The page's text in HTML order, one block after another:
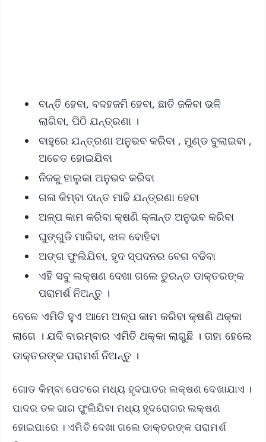
ବାନ୍ତି ହେବା, ବଦହଜମି ହେବା, ଛାତି ଜଳିବା ଭଳି
ଲାଗିବା, ପିଠି ଯନ୍ତ୍ରଣା ।
ବାହୁରେ ଯନ୍ତ୍ରଣା ଅନୁଭବ କରିବା , ମୁଣ୍ଡ ବୁଲାଇବା ,
ଅଚେତ ହୋଇଯିବା
ନିଜକୁ ହାଲୁକା ଅନୁଭବ କରିବା
ଗଳା କିମ୍ବା ଦାନ୍ତ ମାଢି ଯନ୍ତ୍ରଣା ହେବା
ଅଳ୍ପ କାମ କରିବା କ୍ଷଣି କ୍ଳାନ୍ତ ଅନୁଭବ କରିବା
ଘୁଙ୍ଗୁଡି ମାରିବା, ଝାଳ ବୋହିବା
ଅଙ୍ଗ ଫୁଲିଯିବା, ହୃଦ ସ୍ପଦନର ବେଗ ବଢିବା
ଏହି ସବୁ ଲକ୍ଷଣ ଦେଖା ଗଲେ ତୁରନ୍ତ ଡାକ୍ତରଙ୍କ
ପରାମର୍ଶ ନିଅନ୍ତୁ ।
ବେଳେ ଏମିତି ହୁଏ ଆମେ ଅଳ୍ପ କାମ କରିବା କ୍ଷଣି ଥକ୍କା
ଲାଗେ । ଯଦି ବାରମ୍ବାର ଏମିତି ଥକ୍କା ଲାଗୁଛି । ତାହା ହେଲେ
ଡାକ୍ତରଙ୍କ ପରାମର୍ଶ ନିଅନ୍ତୁ ।
ଗୋଡ କିମ୍ବା ପେଟରେ ମଧ୍ୟ ହୃଦଘାତର ଲକ୍ଷଣ ଦେଖାଯାଏ ।
ପାଦର ତଳ ଭାଗ ଫୁଲିଯିବା ମଧ୍ୟ ହୃଦରୋଗର ଲକ୍ଷଣ
ହୋଇପାରେ । ଏମିତି ଦେଖା ଗଲେ ଡାକ୍ତରଙ୍କ ପରାମର୍ଶ